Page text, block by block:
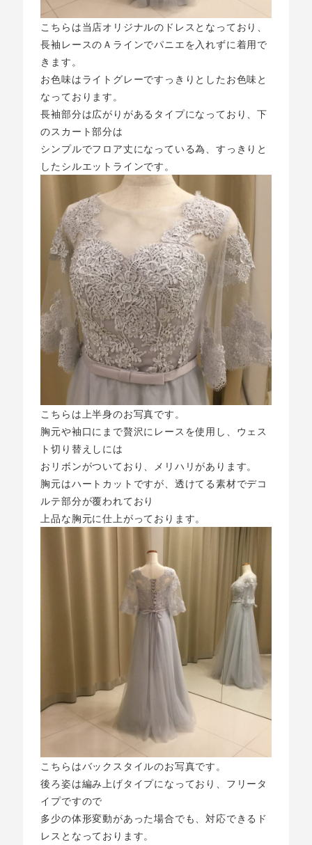
こちらは当店オリジナルのドレスとなっており、
長袖レースのＡラインでパニエを入れずに着用で
きます。
お色味はライトグレーですっきりとしたお色味と
なっております。
長袖部分は広がりがあるタイプになっており、下
のスカート部分は
シンプルでフロア丈になっている為、すっきりと
したシルエットラインです。
こちらは上半身のお写真です。
胸元や袖口にまで贅沢にレースを使用し、ウェス
ト切り替えしには
おリボンがついており、メリハリがあります。
胸元はハートカットですが、透けてる素材でデコ
ルテ部分が覆われており
上品な胸元に仕上がっております。
こちらはバックスタイルのお写真です。
後ろ姿は編み上げタイプになっており、フリータ
イプですので
多少の体形変動があった場合でも、対応できるド
レスとなっております。